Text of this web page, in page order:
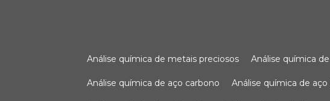
análise química de metais preciosos análise química
análise química de aço carbono análise química de